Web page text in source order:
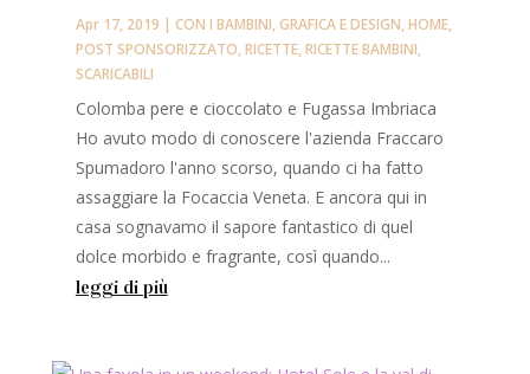
Apr 17, 2019 | CON I BAMBINI,GRAFICA E DESIGN,HOME,
POST SPONSORIZZATO,RICETTE,RICETTE BAMBINI,
SCARICABILI
Colomba pere e cioccolato e Fugassa Imbriaca
Ho avuto modo di conoscere l'azienda Fraccaro
Spumadoro l'anno scorso, quando ci ha fatto
assaggiare la Focaccia Veneta. E ancora qui in
casa sognavamo il sapore fantastico di quel
dolce morbido e fragrante, così quando...
leggi di più